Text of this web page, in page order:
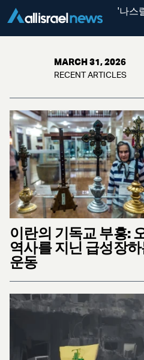
'나스
MARCH 31, 2026
RECENT ARTICLES
이란의 기독교 부흥:
역사를 지닌 급성장
운동